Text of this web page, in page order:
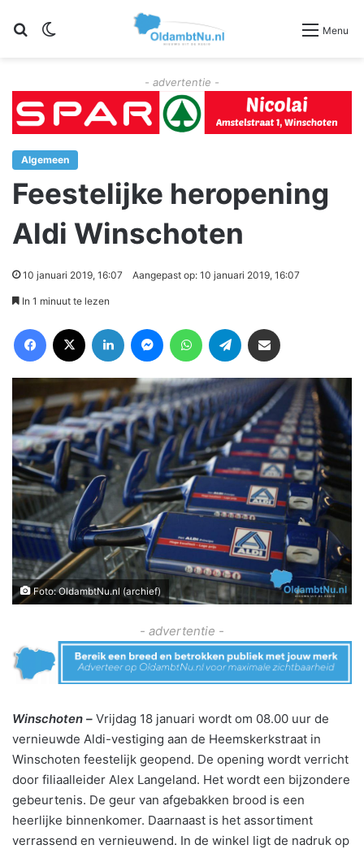
Zoeken Menu
- advertentie -
Algemeen
Feestelijke heropening
Aldi Winschoten
10 januari 2019, 16:07 Aangepast op: 10 januari 2019, 16:07
In 1 minuut te lezen
Foto: OldambtNu.nl (archief)
- advertentie -
Winschoten – Vrijdag 18 januari wordt om 08.00 uur de
vernieuwde Aldi-vestiging aan de Heemskerkstraat in
Winschoten feestelijk geopend. De opening wordt verricht
door filiaalleider Alex Langeland. Het wordt een bijzondere
gebeurtenis. De geur van afgebakken brood is een
heerlijke binnenkomer. Daarnaast is het assortiment
verrassend en vernieuwend. In de winkel ligt de nadruk op